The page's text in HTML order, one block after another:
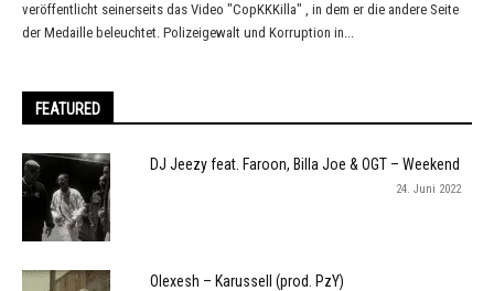
veröffentlicht seinerseits das Video "CopKKKilla" , in dem er die andere Seite
der Medaille beleuchtet. Polizeigewalt und Korruption in...
FEATURED
DJ Jeezy feat. Faroon, Billa Joe & OGT – Weekend
24. Juni 2022
Olexesh – Karussell (prod. PzY)